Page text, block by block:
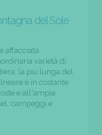
del Sole
affacciata
varietà di
la più lunga del
è in costante
e all'ampia
campeggi e